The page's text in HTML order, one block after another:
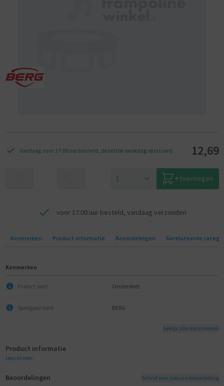
Vandaag voor 17:00 uur besteld, dezelfde werkdag verstuurd 12,69
toevoegen
voor 17:00 uur besteld, vandaag verzonden
Kenmerken Product informatie Beoordelingen Gerelateerde
Kenmerken
Product soort Onderdeel
Speelgoed merk BERG
bekijk alle kenmerken
Product informatie
Lees minder
Beoordelingen Schrijf een nieuwe beoordeling